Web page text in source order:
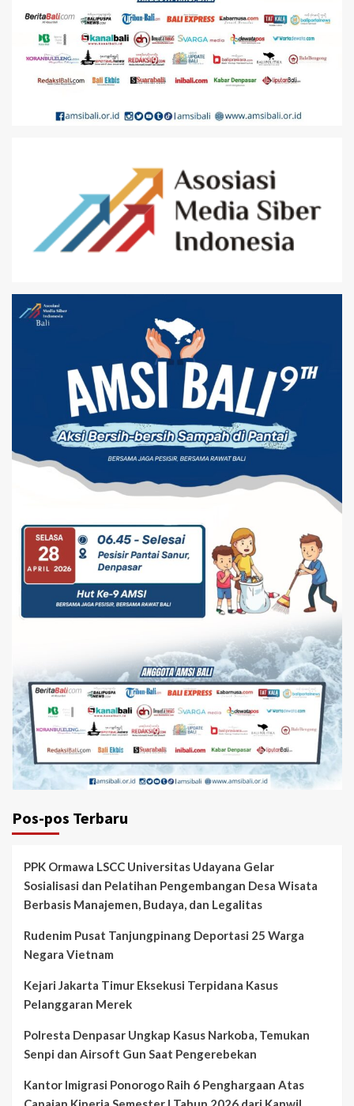
Pos-pos Terbaru
PPK Ormawa LSCC Universitas Udayana Gelar
Sosialisasi dan Pelatihan Pengembangan Desa Wisata
Berbasis Manajemen, Budaya, dan Legalitas
Rudenim Pusat Tanjungpinang Deportasi 25 Warga
Negara Vietnam
Kejari Jakarta Timur Eksekusi Terpidana Kasus
Pelanggaran Merek
Polresta Denpasar Ungkap Kasus Narkoba, Temukan
Senpi dan Airsoft Gun Saat Pengerebekan
Kantor Imigrasi Ponorogo Raih 6 Penghargaan Atas